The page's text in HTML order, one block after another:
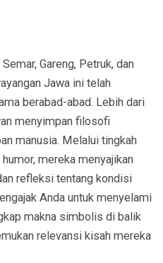
Gareng, Petruk, dan
Jawa ini telah
berabad-abad. Lebih dari
menyimpan filosofi
manusia. Melalui tingkah
mereka menyajikan
refleksi tentang kondisi
Anda untuk menyelami
makna simbolis di balik
relevansi kisah mereka